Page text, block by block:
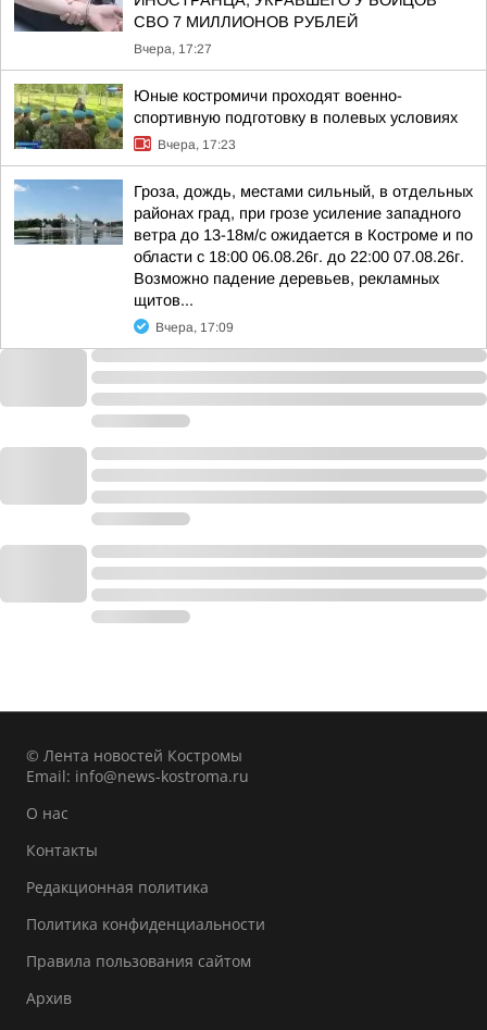
СВО 7 МИЛЛИОНОВ РУБЛЕЙ
Вчера, 17:27
Юные костромичи проходят военно-
спортивную подготовку в полевых условиях
Вчера, 17:23
Гроза, дождь, местами сильный, в отдельных
районах град, при грозе усиление западного
ветра до 13-18м/с ожидается в Костроме и по
области с 18:00 06.08.26г. до 22:00 07.08.26г.
Возможно падение деревьев, рекламных
щитов...
Вчера, 17:09
© Лента новостей Костромы
Email: info@news-kostroma.ru
О нас
Контакты
Редакционная политика
Политика конфиденциальности
Правила пользования сайтом
Архив